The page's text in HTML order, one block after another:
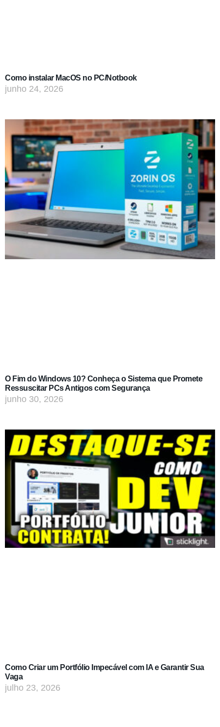
Como instalar MacOS no PC/Notbook
junho 24, 2026
O Fim do Windows 10? Conheça o Sistema que Promete
Ressuscitar PCs Antigos com Segurança
junho 30, 2026
Como Criar um Portfólio Impecável com IA e Garantir Sua
Vaga
julho 23, 2026